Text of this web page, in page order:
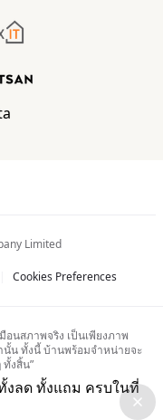
Limited
Cookies Preferences
นสภาพจริง เป็นเพียงภาพ
นั้น ทั้งนี้ บ้านพร้อมจำหน่ายจะ
งสิ้น”